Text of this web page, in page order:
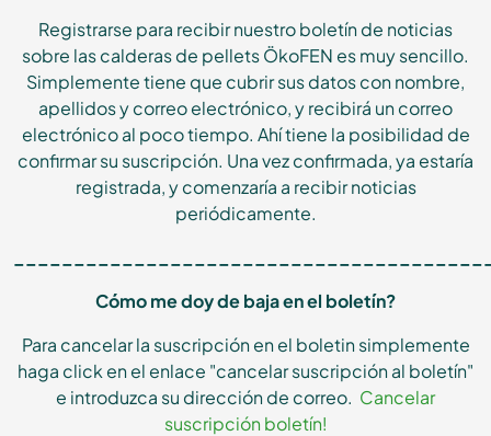
Registrarse para recibir nuestro boletín de noticias
sobre las calderas de pellets ÖkoFEN es muy sencillo.
Simplemente tiene que cubrir sus datos con nombre,
apellidos y correo electrónico, y recibirá un correo
electrónico al poco tiempo. Ahí tiene la posibilidad de
confirmar su suscripción. Una vez confirmada, ya estaría
registrada, y comenzaría a recibir noticias
periódicamente.
Cómo me doy de baja en el boletín?
Para cancelar la suscripción en el boletin simplemente
haga click en el enlace "cancelar suscripción al boletín"
e introduzca su dirección de correo. Cancelar
suscripción boletín!